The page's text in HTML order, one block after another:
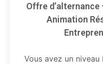
Offre d’alternance
Animation
Vous avez un